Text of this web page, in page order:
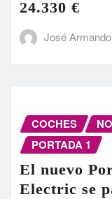
24.330 €
José
COCHES
PORTADA 1
El nuevo
Electric se